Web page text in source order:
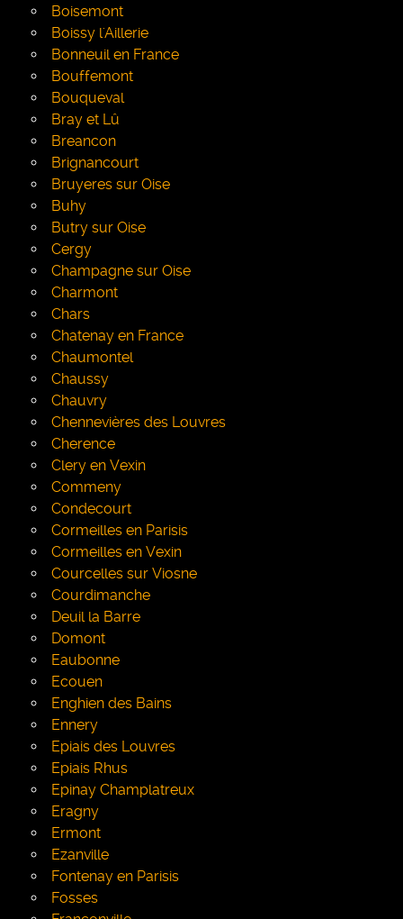
Boisemont
Boissy l'Aillerie
Bonneuil en France
Bouffemont
Bouqueval
Bray et Lû
Breancon
Brignancourt
Bruyeres sur Oise
Buhy
Butry sur Oise
Cergy
Champagne sur Oise
Charmont
Chars
Chatenay en France
Chaumontel
Chaussy
Chauvry
Chennevières des Louvres
Cherence
Clery en Vexin
Commeny
Condecourt
Cormeilles en Parisis
Cormeilles en Vexin
Courcelles sur Viosne
Courdimanche
Deuil la Barre
Domont
Eaubonne
Ecouen
Enghien des Bains
Ennery
Epiais des Louvres
Epiais Rhus
Epinay Champlatreux
Eragny
Ermont
Ezanville
Fontenay en Parisis
Fosses